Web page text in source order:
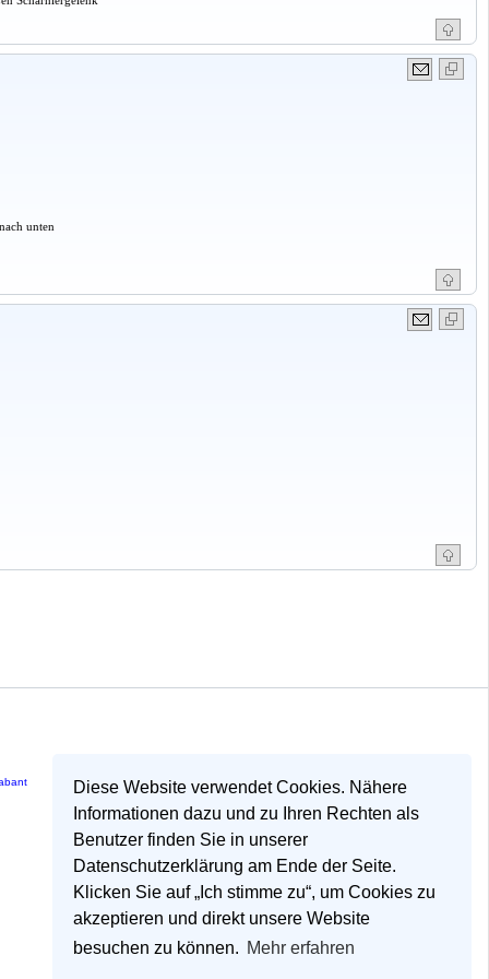
Diese Website verwendet Cookies. Nähere
Informationen dazu und zu Ihren Rechten als
Benutzer finden Sie in unserer
Datenschutzerklärung am Ende der Seite.
Klicken Sie auf „Ich stimme zu“, um Cookies zu
akzeptieren und direkt unsere Website
besuchen zu können. Mehr erfahren
unten